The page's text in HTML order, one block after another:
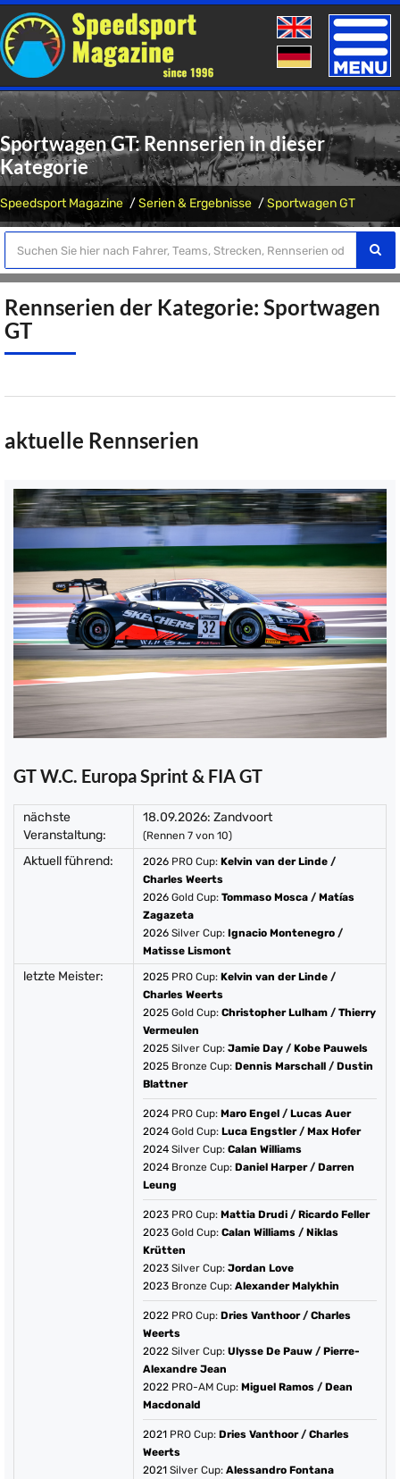
Toggle
Sportwagen GT: Rennserien in dieser
Kategorie
Speedsport Magazine Serien & Ergebnisse Sportwagen GT
Rennserien der Kategorie: Sportwagen
GT
aktuelle Rennserien
GT W.C. Europa Sprint & FIA GT
nächste
Veranstaltung:
18.09.2026: Zandvoort
(Rennen 7 von 10)
Aktuell führend: 2026 PRO Cup: Kelvin van der Linde /
Charles Weerts
2026 Gold Cup: Tommaso Mosca / Matías
Zagazeta
2026 Silver Cup: Ignacio Montenegro /
Matisse Lismont
letzte Meister: 2025 PRO Cup: Kelvin van der Linde /
Charles Weerts
2025 Gold Cup: Christopher Lulham / Thierry
Vermeulen
2025 Silver Cup: Jamie Day / Kobe Pauwels
2025 Bronze Cup: Dennis Marschall / Dustin
Blattner
2024 PRO Cup: Maro Engel / Lucas Auer
2024 Gold Cup: Luca Engstler / Max Hofer
2024 Silver Cup: Calan Williams
2024 Bronze Cup: Daniel Harper / Darren
Leung
2023 PRO Cup: Mattia Drudi / Ricardo Feller
2023 Gold Cup: Calan Williams / Niklas
Krütten
2023 Silver Cup: Jordan Love
2023 Bronze Cup: Alexander Malykhin
2022 PRO Cup: Dries Vanthoor / Charles
Weerts
2022 Silver Cup: Ulysse De Pauw / Pierre-
Alexandre Jean
2022 PRO-AM Cup: Miguel Ramos / Dean
Macdonald
2021 PRO Cup: Dries Vanthoor / Charles
Weerts
2021 Silver Cup: Alessandro Fontana